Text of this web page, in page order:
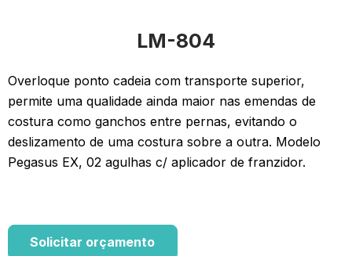
LM-804
Overloque ponto cadeia com transporte superior,
permite uma qualidade ainda maior nas emendas de
costura como ganchos entre pernas, evitando o
deslizamento de uma costura sobre a outra. Modelo
Pegasus EX, 02 agulhas c/ aplicador de franzidor.
Solicitar orçamento